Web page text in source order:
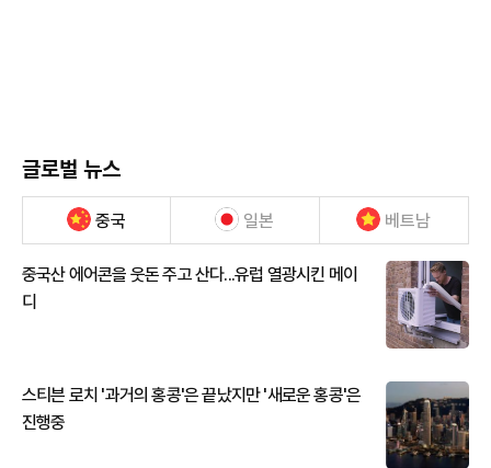
글로벌 뉴스
중국 일본 베트남
중국산 에어콘을 웃돈 주고 산다...유럽 열광시킨 메이
디
스티븐 로치 '과거의 홍콩'은 끝났지만 '새로운 홍콩'은
진행중